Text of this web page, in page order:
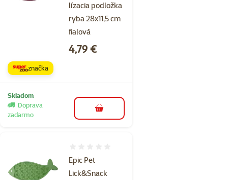
lízacia podložka
ryba 28x11,5 cm
fialová
Cena
4,79 €
značka
Skladom
Doprava
zadarmo
do košíka
Epic Pet
Lick&Snack